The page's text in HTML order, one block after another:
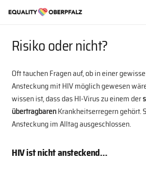
Risiko oder nicht?
Oft tauchen Fragen auf, ob in einer
Ansteckung mit HIV möglich gewesen
wissen ist, dass das HI-Virus zu einem der
übertragbarenKrankheitserregern gehört.
Ansteckung im Alltag ausgeschlossen.
HIV ist nicht ansteckend…